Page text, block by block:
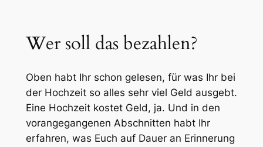
Wer soll das bezahlen?
Oben habt Ihr schon gelesen, für was Ihr bei
der Hochzeit so alles sehr viel Geld ausgebt.
Eine Hochzeit kostet Geld, ja. Und in den
vorangegangenen Abschnitten habt Ihr
erfahren, was Euch auf Dauer an Erinnerung